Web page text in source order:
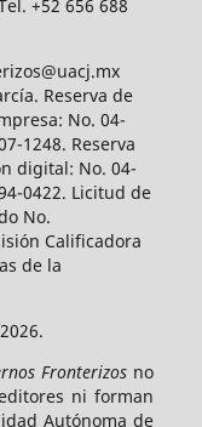
+52 656 688
Reserva de
No. 04-
1248. Reserva
digital: No. 04-
0422. Licitud de
No.
Calificadora
de la
Fronterizosno
ni forman
Autónoma de